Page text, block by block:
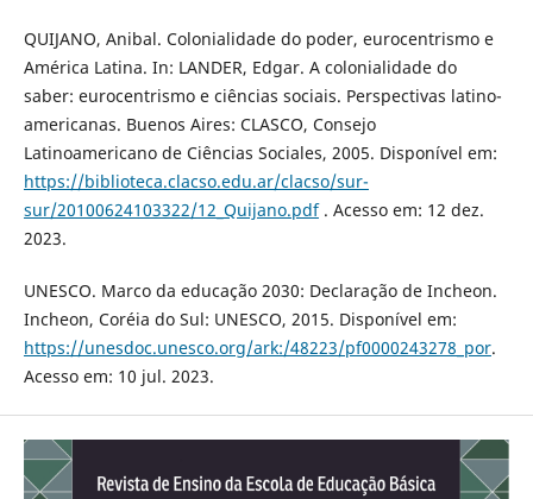
QUIJANO, Anibal. Colonialidade do poder, eurocentrismo e
América Latina. In: LANDER, Edgar. A colonialidade do
saber: eurocentrismo e ciências sociais. Perspectivas latino-
americanas. Buenos Aires: CLASCO, Consejo
Latinoamericano de Ciências Sociales, 2005. Disponível em:
https://biblioteca.clacso.edu.ar/clacso/sur-
sur/20100624103322/12_Quijano.pdf. Acesso em: 12 dez.
2023.
UNESCO. Marco da educação 2030: Declaração de Incheon.
Incheon, Coréia do Sul: UNESCO, 2015. Disponível em:
https://unesdoc.unesco.org/ark:/48223/pf0000243278_por.
Acesso em: 10 jul. 2023.